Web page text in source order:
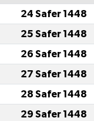
24 Safer 1448
25 Safer 1448
26 Safer 1448
27 Safer 1448
28 Safer 1448
29 Safer 1448